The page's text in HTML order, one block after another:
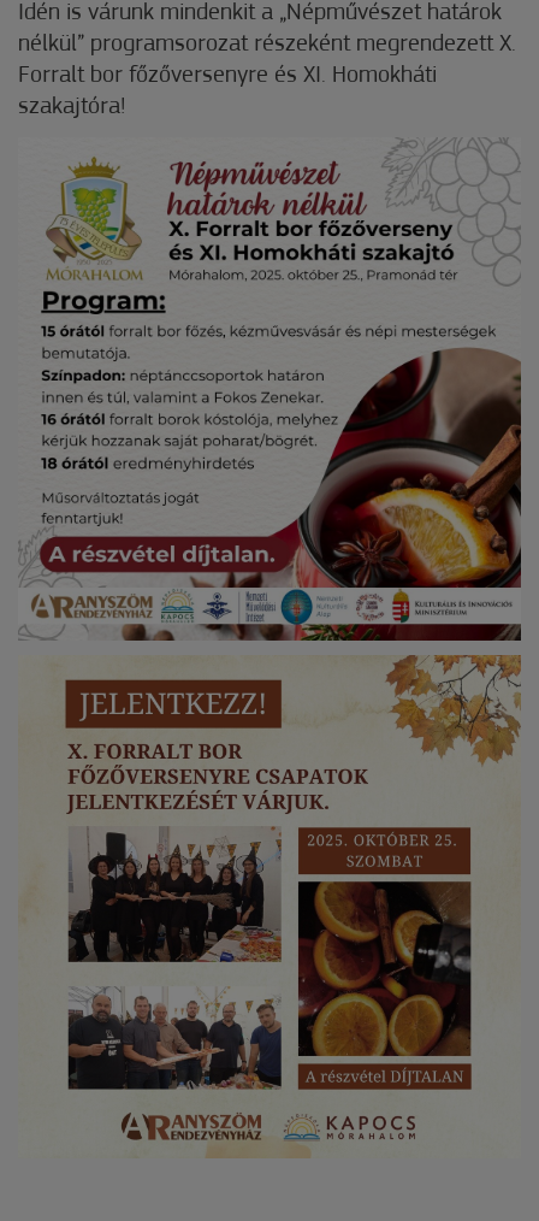
Idén is várunk mindenkit a „Népművészet határok
nélkül” programsorozat részeként megrendezett X.
Forralt bor főzőversenyre és XI. Homokháti
szakajtóra!